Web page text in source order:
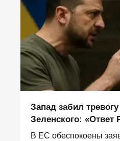
Запад забил
Зеленского: «Ответ
В ЕС обеспокоены